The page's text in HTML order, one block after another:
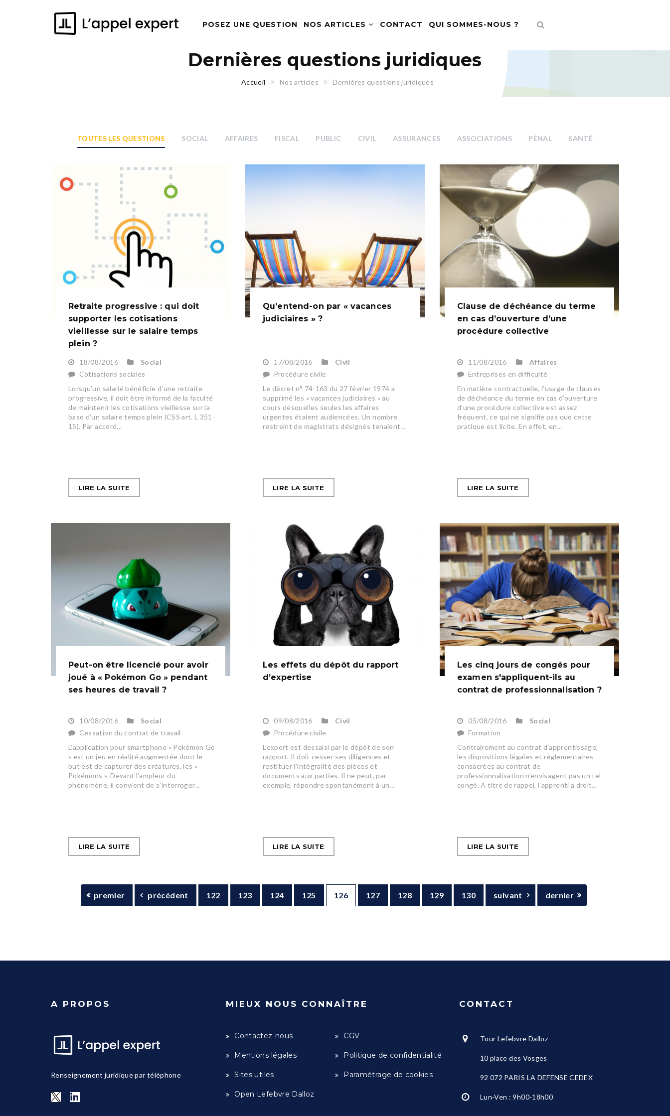
POSEZ UNE QUESTION NOS ARTICLES CONTACT QUI SOMMES-NOUS ?
Dernières questions juridiques
Accueil Nos articles Dernières questions juridiques
TOUTES LES QUESTIONS SOCIAL AFFAIRES FISCAL PUBLIC CIVIL ASSURANCES ASSOCIATIONS PÉNAL SANTÉ
Retraite progressive : qui doit
supporter les cotisations
vieillesse sur le salaire temps
plein ?
18/08/2016
Social
Cotisations sociales
Lorsqu’un salarié bénéficie d’une retraite
progressive, il doit être informé de la faculté
de maintenir les cotisations vieillesse sur la
base d’un salaire temps plein (CSS art. L 351-
15). Par accord...
LIRE LA SUITE
Qu’entend-on par « vacances
judiciaires » ?
17/08/2016
Civil
Procédure civile
Le décret n° 74-163 du 27 février 1974 a
supprimé les « vacances judiciaires » au
cours desquelles seules les affaires
urgentes étaient audiencées. Un nombre
restreint de magistrats désignés tenaient...
LIRE LA SUITE
Clause de déchéance du terme
en cas d’ouverture d’une
procédure collective
11/08/2016
Affaires
Entreprises en difficulté
En matière contractuelle, l’usage de clauses
de déchéance du terme en cas d’ouverture
d’une procédure collective est assez
fréquent, ce qui ne signifie pas que cette
pratique est licite. En effet, en...
LIRE LA SUITE
Peut-on être licencié pour avoir
joué à « Pokémon Go » pendant
ses heures de travail ?
10/08/2016
Social
Cessation du contrat de travail
L’application pour smartphone « Pokémon Go
» est un jeu en réalité augmentée dont le
but est de capturer des créatures, les «
Pokémons ». Devant l’ampleur du
phénomène, il convient de s’interroger...
LIRE LA SUITE
Les effets du dépôt du rapport
d’expertise
09/08/2016
Civil
Procédure civile
L'expert est dessaisi par le dépôt de son
rapport. Il doit cesser ses diligences et
restituer l'intégralité des pièces et
documents aux parties. Il ne peut, par
exemple, répondre spontanément à un...
LIRE LA SUITE
Les cinq jours de congés pour
examen s'appliquent-ils au
contrat de professionnalisation ?
05/08/2016
Social
Formation
Contrairement au contrat d’apprentissage,
les dispositions légales et réglementaires
consacrées au contrat de
professionnalisation n’envisagent pas un tel
congé. A titre de rappel, l’apprenti a droit...
LIRE LA SUITE
premier précédent 122 123 124 125 126 127 128 129 130 suivant dernier
A PROPOS
Renseignement juridique par téléphone
MIEUX NOUS CONNAÎTRE
Contactez-nous CGV
Mentions légales Politique de confidentialité
Sites utiles Paramétrage de cookies
Open Lefebvre Dalloz
CONTACT
Tour Lefebvre Dalloz
10 place des Vosges
92 072 PARIS LA DEFENSE CEDEX
Lun-Ven : 9h00-18h00